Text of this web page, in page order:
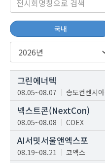
국내
그린에너텍
08.05~08.07 송도컨벤시아
넥스트콘(NextCon)
08.05~08.08 COEX
AI서밋서울앤엑스포
08.19~08.21 코엑스